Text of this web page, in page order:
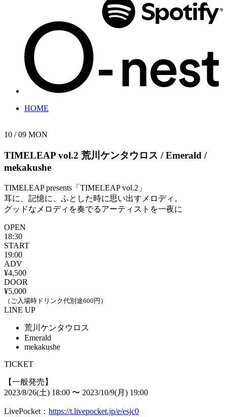
HOME
10 / 09 MON
TIMELEAP vol.2 荒川ケンタウロス / Emerald /
mekakushe
TIMELEAP presents「TIMELEAP vol.2」
耳に、記憶に、ふとした時に思い出すメロディ。
グッドなメロディを奏でるアーティストを一夜に
OPEN
18:30
START
19:00
ADV
¥4,500
DOOR
¥5,000
（ご入場時ドリンク代別途600円）
LINE UP
荒川ケンタウロス
Emerald
mekakushe
TICKET
【一般発売】
2023/8/26(土) 18:00 〜 2023/10/9(月) 19:00
LivePocket： https://t.livepocket.jp/e/esjc0